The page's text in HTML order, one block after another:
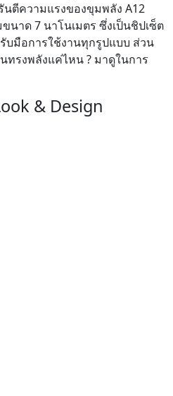
นตีความแรงของขุมพลัง A12
นาด 7 นาโนเมตร ซึ่งเป็นชิปเซ็ต
บมือการใช้งานทุกรูปแบบ ส่วน
ทรงพลังแค่ไหน ? มาดูในการ
& Design